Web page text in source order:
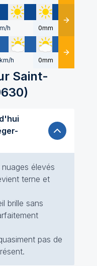
h 0mm Détails
km/h 0mm Détails
Saint-
)
élevés
terne et
brille sans
pas de